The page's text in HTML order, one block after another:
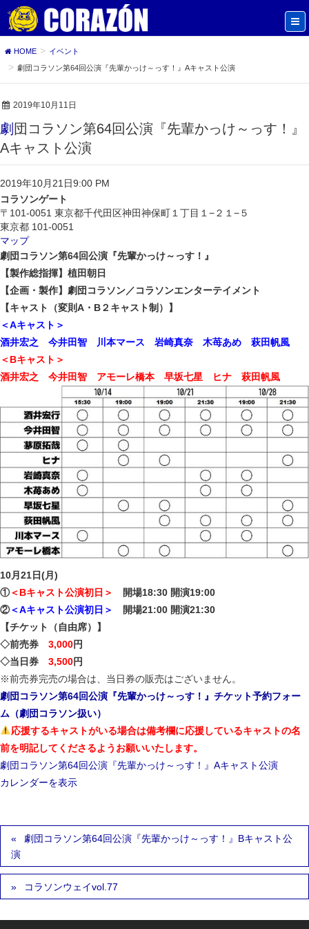
HOME
イベント
劇団コラソン第64回公演『先輩かっけ～っす！』Aキャスト公演
2019年10月11日
劇団コラソン第64回公演『先輩かっけ～っす！』
Aキャスト公演
2019年10月21日9:00 PM
コラソンゲート
〒101-0051 東京都千代田区神田神保町１丁目１−２１−５
東京都 101-0051
マップ
劇団コラソン第64回公演『先輩かっけ～っす！』
【製作総指揮】植田朝日
【企画・製作】劇団コラソン／コラソンエンターテイメント
【キャスト（変則A・B２キャスト制）】
＜Aキャスト＞
酒井宏之 今井田智 川本マース 岩崎真奈 木苺あめ 萩田帆風
＜Bキャスト＞
酒井宏之 今井田智 アモーレ橋本 早坂七星 ヒナ 萩田帆風
10月21日(月)
①＜Bキャスト公演初日＞
開場18:30 開演19:00
②＜Aキャスト公演初日＞ 開場21:00 開演21:30
【チケット（自由席）】
◇前売券 3,000円
◇当日券 3,500円
※前売券完売の場合は、当日券の販売はございません。
劇団コラソン第64回公演『先輩かっけ～っす！』チケット予約フォー
ム（劇団コラソン扱い）
応援するキャストがいる場合は備考欄に応援しているキャストの名
前を明記してくださるようお願いいたします。
劇団コラソン第64回公演『先輩かっけ～っす！』Aキャスト公演
カレンダーを表示
劇団コラソン第64回公演『先輩かっけ～っす！』Bキャスト公
演
コラソンウェイvol.77